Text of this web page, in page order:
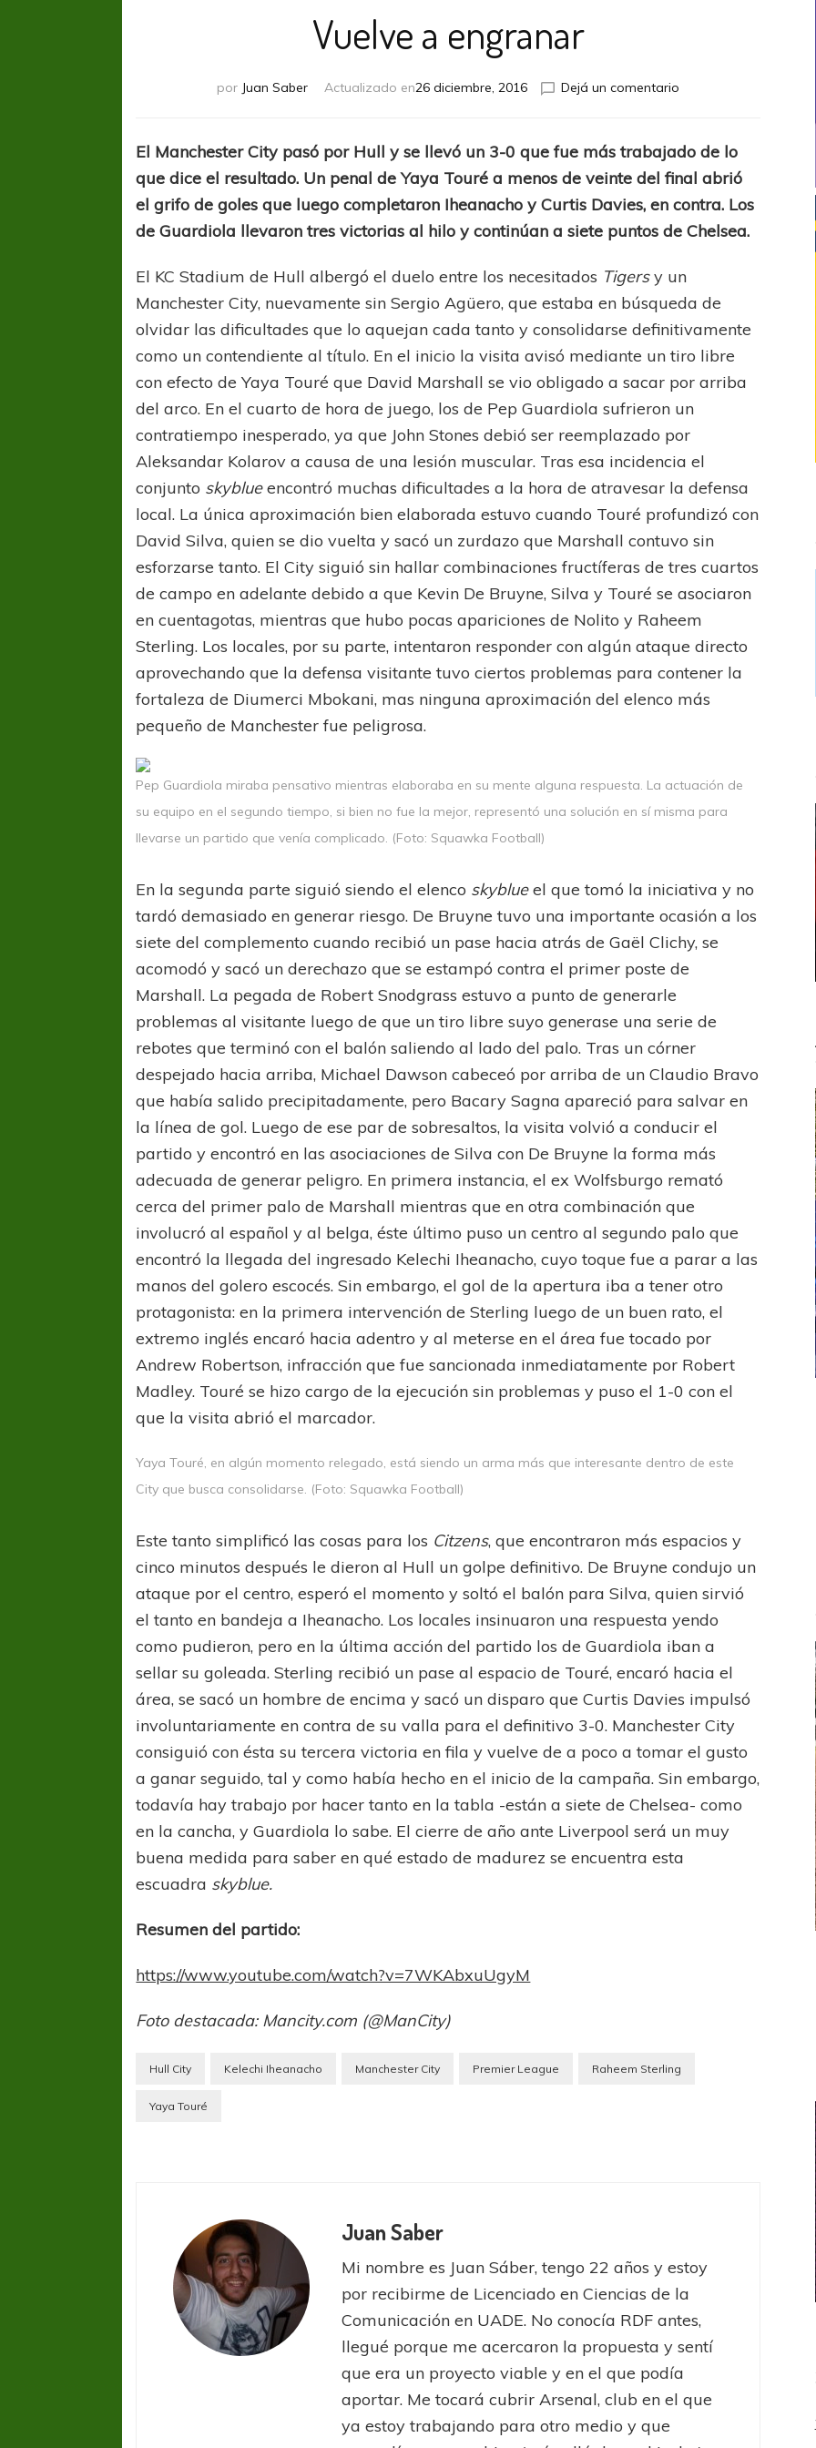
Vuelve a engranar
por Juan Saber Actualizado en26 diciembre, 2016 Dejá un comentario
engranar
El Manchester City pasó por Hull y se llevó un 3-0 que fue más trabajado de lo
que dice el resultado. Un penal de Yaya Touré a menos de veinte del final abrió
el grifo de goles que luego completaron Iheanacho y Curtis Davies, en contra. Los
de Guardiola llevaron tres victorias al hilo y continúan a siete puntos de Chelsea.
El KC Stadium de Hull albergó el duelo entre los necesitados Tigersy un
Manchester City, nuevamente sin Sergio Agüero, que estaba en búsqueda de
olvidar las dificultades que lo aquejan cada tanto y consolidarse definitivamente
como un contendiente al título. En el inicio la visita avisó mediante un tiro libre
con efecto de Yaya Touré que David Marshall se vio obligado a sacar por arriba
del arco. En el cuarto de hora de juego, los de Pep Guardiola sufrieron un
contratiempo inesperado, ya que John Stones debió ser reemplazado por
Aleksandar Kolarov a causa de una lesión muscular. Tras esa incidencia el
conjunto skyblueencontró muchas dificultades a la hora de atravesar la defensa
local. La única aproximación bien elaborada estuvo cuando Touré profundizó con
David Silva, quien se dio vuelta y sacó un zurdazo que Marshall contuvo sin
esforzarse tanto. El City siguió sin hallar combinaciones fructíferas de tres cuartos
de campo en adelante debido a que Kevin De Bruyne, Silva y Touré se asociaron
en cuentagotas, mientras que hubo pocas apariciones de Nolito y Raheem
Sterling. Los locales, por su parte, intentaron responder con algún ataque directo
aprovechando que la defensa visitante tuvo ciertos problemas para contener la
fortaleza de Diumerci Mbokani, mas ninguna aproximación del elenco más
pequeño de Manchester fue peligrosa.
Pep Guardiola miraba pensativo mientras elaboraba en su mente alguna respuesta. La actuación de
su equipo en el segundo tiempo, si bien no fue la mejor, representó una solución en sí misma para
llevarse un partido que venía complicado. (Foto: Squawka Football)
En la segunda parte siguió siendo el elenco skyblueel que tomó la iniciativa y no
tardó demasiado en generar riesgo. De Bruyne tuvo una importante ocasión a los
siete del complemento cuando recibió un pase hacia atrás de Gaël Clichy, se
acomodó y sacó un derechazo que se estampó contra el primer poste de
Marshall. La pegada de Robert Snodgrass estuvo a punto de generarle
problemas al visitante luego de que un tiro libre suyo generase una serie de
rebotes que terminó con el balón saliendo al lado del palo. Tras un córner
despejado hacia arriba, Michael Dawson cabeceó por arriba de un Claudio Bravo
que había salido precipitadamente, pero Bacary Sagna apareció para salvar en
la línea de gol. Luego de ese par de sobresaltos, la visita volvió a conducir el
partido y encontró en las asociaciones de Silva con De Bruyne la forma más
adecuada de generar peligro. En primera instancia, el ex Wolfsburgo remató
cerca del primer palo de Marshall mientras que en otra combinación que
involucró al español y al belga, éste último puso un centro al segundo palo que
encontró la llegada del ingresado Kelechi Iheanacho, cuyo toque fue a parar a las
manos del golero escocés. Sin embargo, el gol de la apertura iba a tener otro
protagonista: en la primera intervención de Sterling luego de un buen rato, el
extremo inglés encaró hacia adentro y al meterse en el área fue tocado por
Andrew Robertson, infracción que fue sancionada inmediatamente por Robert
Madley. Touré se hizo cargo de la ejecución sin problemas y puso el 1-0 con el
que la visita abrió el marcador.
Yaya Touré, en algún momento relegado, está siendo un arma más que interesante dentro de este
City que busca consolidarse. (Foto: Squawka Football)
Este tanto simplificó las cosas para los Citzens, que encontraron más espacios y
cinco minutos después le dieron al Hull un golpe definitivo. De Bruyne condujo un
ataque por el centro, esperó el momento y soltó el balón para Silva, quien sirvió
el tanto en bandeja a Iheanacho. Los locales insinuaron una respuesta yendo
como pudieron, pero en la última acción del partido los de Guardiola iban a
sellar su goleada. Sterling recibió un pase al espacio de Touré, encaró hacia el
área, se sacó un hombre de encima y sacó un disparo que Curtis Davies impulsó
involuntariamente en contra de su valla para el definitivo 3-0. Manchester City
consiguió con ésta su tercera victoria en fila y vuelve de a poco a tomar el gusto
a ganar seguido, tal y como había hecho en el inicio de la campaña. Sin embargo,
todavía hay trabajo por hacer tanto en la tabla -están a siete de Chelsea- como
en la cancha, y Guardiola lo sabe. El cierre de año ante Liverpool será un muy
buena medida para saber en qué estado de madurez se encuentra esta
escuadra skyblue.
Resumen del partido:
https://www.youtube.com/watch?v=7WKAbxuUgyM
Foto destacada: Mancity.com (@ManCity)
Hull City Kelechi Iheanacho Manchester City Premier League Raheem Sterling
Yaya Touré
Juan Saber
Mi nombre es Juan Sáber, tengo 22 años y estoy
por recibirme de Licenciado en Ciencias de la
Comunicación en UADE. No conocía RDF antes,
llegué porque me acercaron la propuesta y sentí
que era un proyecto viable y en el que podía
aportar. Me tocará cubrir Arsenal, club en el que
ya estoy trabajando para otro medio y que
Sur Defendido
REGIONAL AMATEUR
Federal
LIGA DE LA COSTA